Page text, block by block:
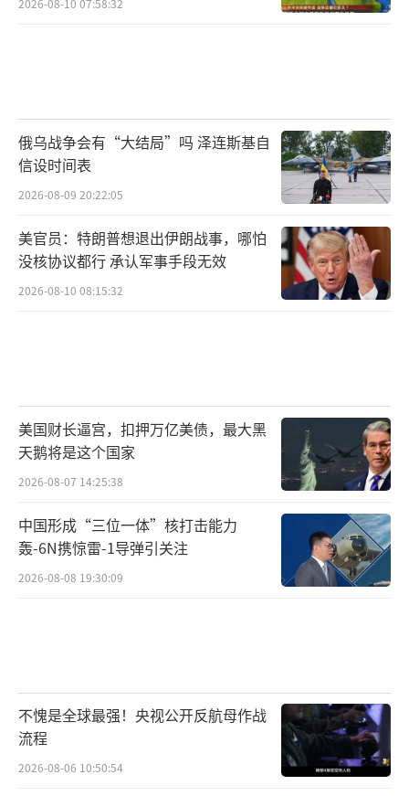
2026-08-10 07:58:32
俄乌战争会有“大结局”吗 泽连斯基自
信设时间表
2026-08-09 20:22:05
美官员：特朗普想退出伊朗战事，哪怕
没核协议都行 承认军事手段无效
2026-08-10 08:15:32
美国财长逼宫，扣押万亿美债，最大黑
天鹅将是这个国家
2026-08-07 14:25:38
中国形成“三位一体”核打击能力
轰-6N携惊雷-1导弹引关注
2026-08-08 19:30:09
不愧是全球最强！央视公开反航母作战
流程
2026-08-06 10:50:54